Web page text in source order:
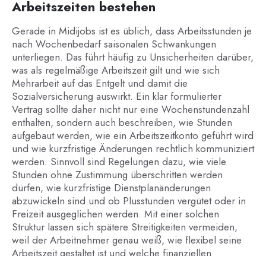
Arbeitszeiten bestehen
Gerade in Midijobs ist es üblich, dass Arbeitsstunden je
nach Wochenbedarf saisonalen Schwankungen
unterliegen. Das führt häufig zu Unsicherheiten darüber,
was als regelmäßige Arbeitszeit gilt und wie sich
Mehrarbeit auf das Entgelt und damit die
Sozialversicherung auswirkt. Ein klar formulierter
Vertrag sollte daher nicht nur eine Wochenstundenzahl
enthalten, sondern auch beschreiben, wie Stunden
aufgebaut werden, wie ein Arbeitszeitkonto geführt wird
und wie kurzfristige Änderungen rechtlich kommuniziert
werden. Sinnvoll sind Regelungen dazu, wie viele
Stunden ohne Zustimmung überschritten werden
dürfen, wie kurzfristige Dienstplanänderungen
abzuwickeln sind und ob Plusstunden vergütet oder in
Freizeit ausgeglichen werden. Mit einer solchen
Struktur lassen sich spätere Streitigkeiten vermeiden,
weil der Arbeitnehmer genau weiß, wie flexibel seine
Arbeitszeit gestaltet ist und welche finanziellen